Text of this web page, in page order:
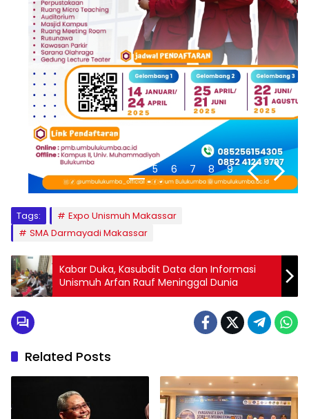
1 4 5 6 7 8 9
Tags:
Expo Unismuh Makassar
SMA Darmayadi Makassar
Kabar Duka, Kasubdit Data dan Informasi
Unismuh Arfan Rauf Meninggal Dunia
Related Posts